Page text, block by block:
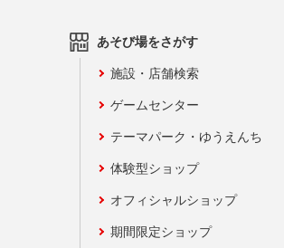
あそび場をさがす
施設・店舗検索
ゲームセンター
テーマパーク・ゆうえんち
体験型ショップ
オフィシャルショップ
期間限定ショップ